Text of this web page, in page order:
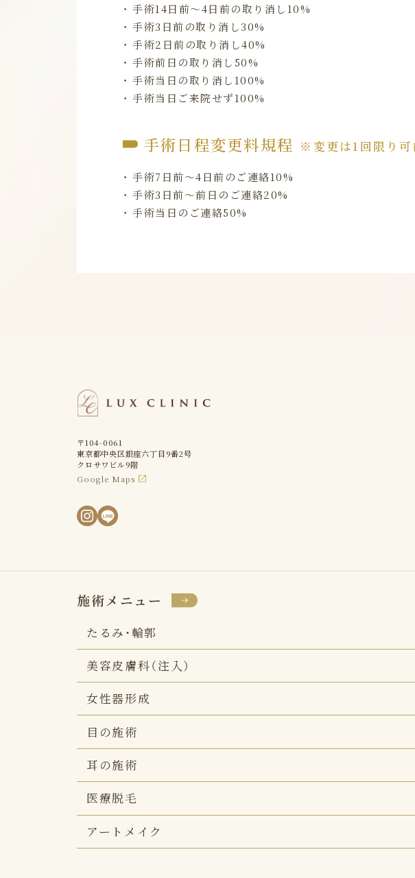
手術14日前～4日前の取り消し10%
手術3日前の取り消し30%
手術2日前の取り消し40%
手術前日の取り消し50%
手術当日の取り消し100%
手術当日ご来院せず100%
手術日程変更料規程 ※変更は1回限り可
手術7日前～4日前のご連絡10%
手術3日前～前日のご連絡20%
手術当日のご連絡50%
〒104-0061
東京都中央区銀座六丁目9番2号
クロサワビル9階
Google Maps
施術メニュー
たるみ・輪郭
美容皮膚科（注入）
女性器形成
目の施術
耳の施術
医療脱毛
アートメイク